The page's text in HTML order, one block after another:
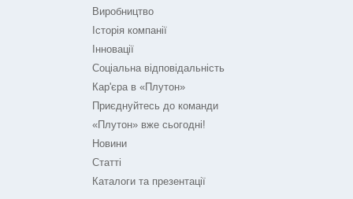
Виробництво
Історія компанії
Інновації
Соціальна відповідальність
Кар'єра в «Плутон»
Приєднуйтесь до команди
«Плутон» вже сьогодні!
Новини
Статті
Каталоги та презентації